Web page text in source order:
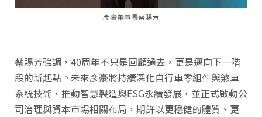
彥豪董事長蔡賜芳
蔡賜芳強調，40周年不只是回顧過去，更是邁向下一階
段的新起點。未來彥豪將持續深化自行車零組件與煞車
系統技術，推動智慧製造與ESG永續發展，並正式啟動公
司治理與資本市場相關布局，期許以更穩健的體質、更